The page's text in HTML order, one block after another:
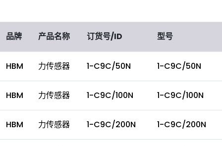
品牌 产品名称 订货号/ID 型号
HBM 力传感器 1-C9C/50N 1-C9C/50N
HBM 力传感器 1-C9C/100N 1-C9C/100N
HBM 力传感器 1-C9C/200N 1-C9C/200N